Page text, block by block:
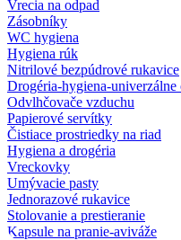
Vrecia na odpad
Zásobníky
WC hygiena
Hygiena rúk
Nitrilové bezpúdrové rukavice
Drogéria-hygiena-univerzálne
Odvlhčovače vzduchu
Papierové servítky
Čistiace prostriedky na riad
Hygiena a drogéria
Vreckovky
Umývacie pasty
Jednorazové rukavice
Stolovanie a prestieranie
Kapsule na pranie-aviváže